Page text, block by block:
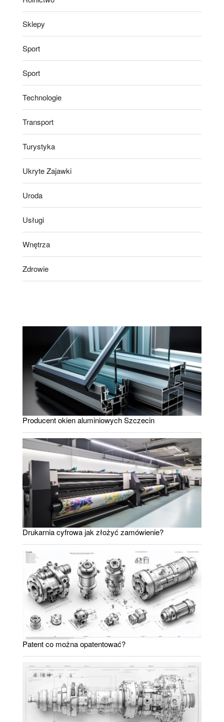
Sklepy
Sport
Sport
Technologie
Transport
Turystyka
Ukryte Zajawki
Uroda
Usługi
Wnętrza
Zdrowie
Producent okien aluminiowych Szczecin
Drukarnia cyfrowa jak złożyć zamówienie?
Patent co można opatentować?